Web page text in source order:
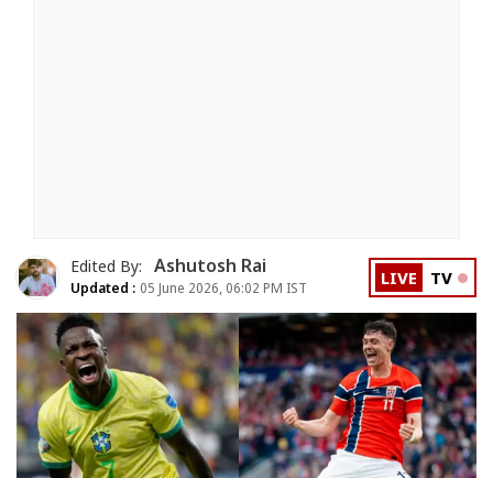
Edited By: Ashutosh Rai
Updated : 05 June 2026, 06:02 PM IST LIVE TV